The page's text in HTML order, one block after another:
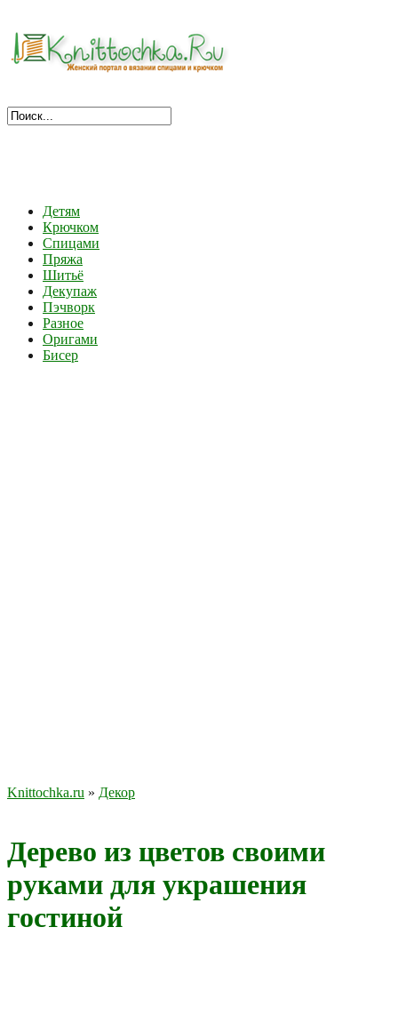
Детям
Крючком
Спицами
Пряжа
Шитьё
Декупаж
Пэчворк
Разное
Оригами
Бисер
Knittochka.ru » Декор
Дерево из цветов своими
руками для украшения
гостиной